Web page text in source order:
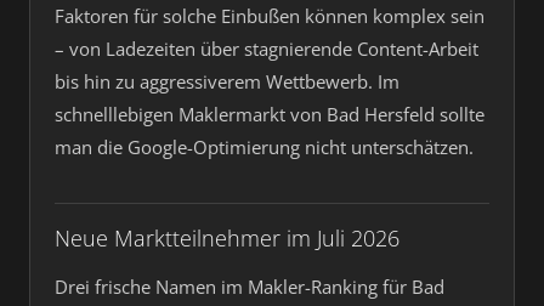
Faktoren für solche Einbußen können komplex sein
– von Ladezeiten über stagnierende Content-Arbeit
bis hin zu aggressiverem Wettbewerb. Im
schnelllebigen Maklermarkt von Bad Hersfeld sollte
man die Google-Optimierung nicht unterschätzen.
Neue Marktteilnehmer im Juli 2026
Drei frische Namen im Makler-Ranking für Bad